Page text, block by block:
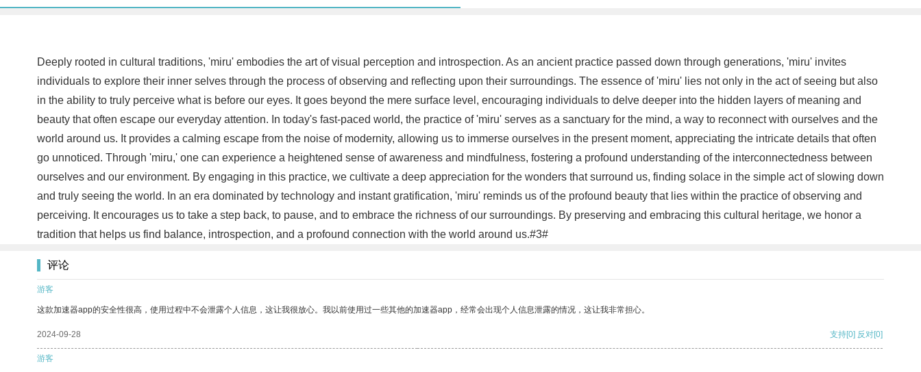
Deeply rooted in cultural traditions, 'miru' embodies the art of visual perception and introspection. As an ancient practice passed down through generations, 'miru' invites
individuals to explore their inner selves through the process of observing and reflecting upon their surroundings. The essence of 'miru' lies not only in the act of seeing but also
in the ability to truly perceive what is before our eyes. It goes beyond the mere surface level, encouraging individuals to delve deeper into the hidden layers of meaning and
beauty that often escape our everyday attention. In today's fast-paced world, the practice of 'miru' serves as a sanctuary for the mind, a way to reconnect with ourselves and the
world around us. It provides a calming escape from the noise of modernity, allowing us to immerse ourselves in the present moment, appreciating the intricate details that often
go unnoticed. Through 'miru,' one can experience a heightened sense of awareness and mindfulness, fostering a profound understanding of the interconnectedness between
ourselves and our environment. By engaging in this practice, we cultivate a deep appreciation for the wonders that surround us, finding solace in the simple act of slowing down
and truly seeing the world. In an era dominated by technology and instant gratification, 'miru' reminds us of the profound beauty that lies within the practice of observing and
perceiving. It encourages us to take a step back, to pause, and to embrace the richness of our surroundings. By preserving and embracing this cultural heritage, we honor a
tradition that helps us find balance, introspection, and a profound connection with the world around us.#3#
评论
游客
这款加速器app的安全性很高，使用过程中不会泄露个人信息，这让我很放心。我以前使用过一些其他的加速器app，经常会出现个人信息泄露的情况，这让我非常担心。
2024-09-28 支持[0] 反对[0]
游客